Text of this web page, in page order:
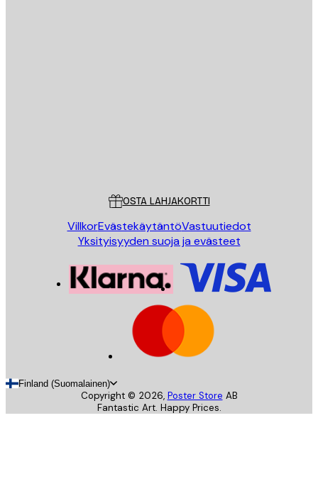
OSTA LAHJAKORTTI
VillkorEvästekäytäntöVastuutiedot
Yksityisyyden suoja ja evästeet
Finland (Suomalainen)
Copyright © 2026, Poster Store AB
Fantastic Art. Happy Prices.